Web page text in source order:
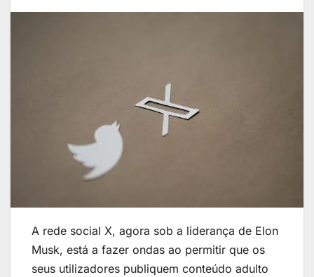
A rede social X, agora sob a liderança de Elon
Musk, está a fazer ondas ao permitir que os
seus utilizadores publiquem conteúdo adulto